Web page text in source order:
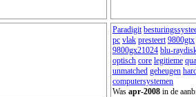
Paradigit
pc vlak presteert 9800gtx
9800gx21024 blu-
optisch core legitieme
unmatched geheugen
computersystemen
Was apr-2008 in de